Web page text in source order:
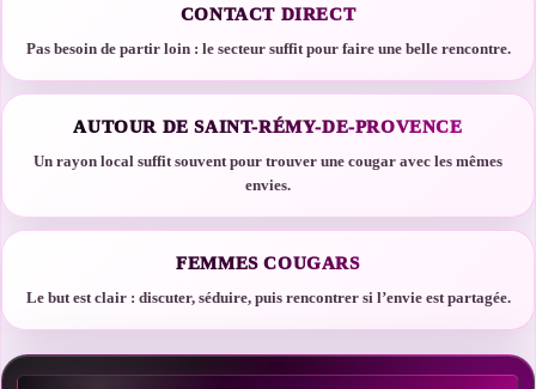
CONTACT DIRECT
Pas besoin de partir loin : le secteur suffit pour faire une belle rencontre.
AUTOUR DE SAINT-RÉMY-DE-PROVENCE
Un rayon local suffit souvent pour trouver une cougar avec les mêmes
envies.
FEMMES COUGARS
Le but est clair : discuter, séduire, puis rencontrer si l’envie est partagée.